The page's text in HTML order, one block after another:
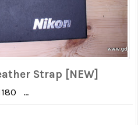
Strap [NEW]
...